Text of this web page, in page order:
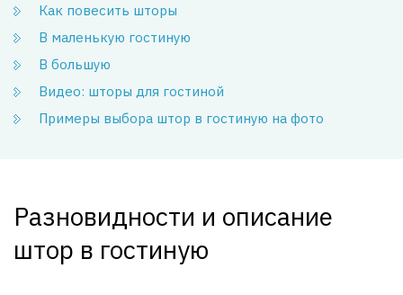
Как повесить шторы
В маленькую гостиную
В большую
Видео: шторы для гостиной
Примеры выбора штор в гостиную на фото
Разновидности и описание
штор в гостиную